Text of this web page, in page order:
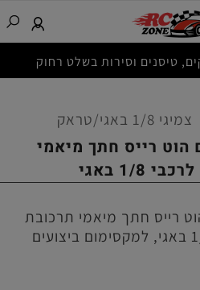
טיסנים וסירות בשלט רחוק
צמיגי 1/8 באגי/טראק
הוט רייס חתך מיאמי
רייס חתך מיאמי תרכובת
רכה ( SOFT ) לרכבי 1/8 באגי, למקסימום ביצועים